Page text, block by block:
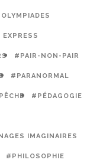
#PAIR-NON-PAIR
#PARANORMAL
#PÉDAGOGIE
IMAGINAIRES
#PHILOSOPHIE